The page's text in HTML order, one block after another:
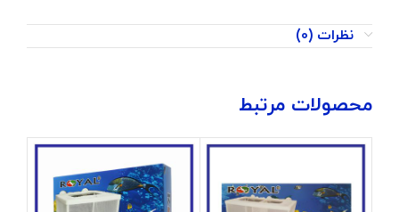
نظرات (0)
محصولات مرتبط